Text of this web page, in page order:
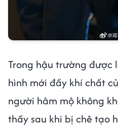
Trong hậu trường được
hình mới đầy khí chất
người hâm mộ không
thấy sau khi bị chê tạo